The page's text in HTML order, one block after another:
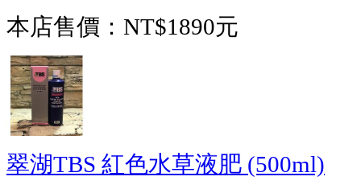
本店售價： NT$1890元
翠湖TBS 紅色水草液肥 (500ml)